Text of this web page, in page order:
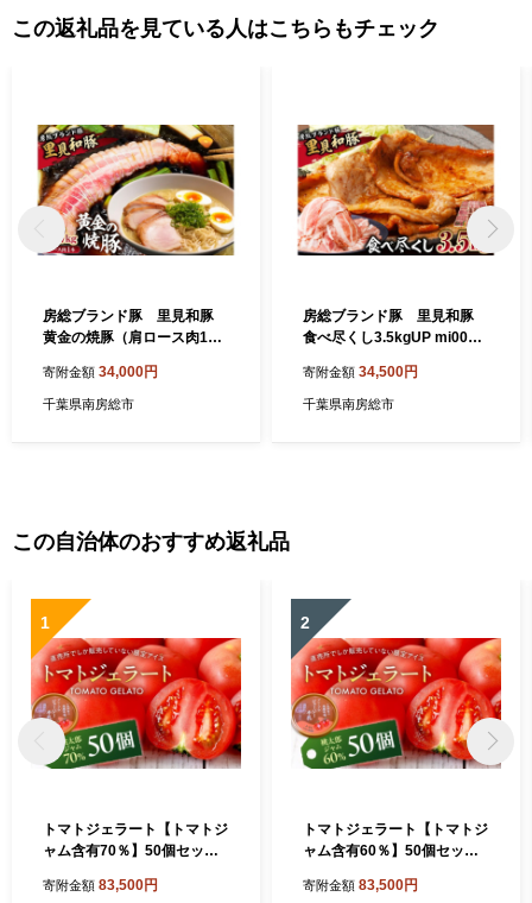
この返礼品を見ている人はこちらもチェック
房総ブランド豚 里見和豚
黄金の焼豚（肩ロース肉1本
寄附金額 34,000円
千葉県南房総市
房総ブランド豚 里見和豚
食べ尽くし3.5kgUP mi0017-
寄附金額 34,500円
千葉県南房総市
この自治体のおすすめ返礼品
1
トマトジェラート【トマトジ
ャム含有70％】50個セット
ェラート トマトジャム 含有
寄附金額 83,500円
2
トマトジェラート【トマトジ
ャム含有60％】50個セット
ェラート トマトジャム 含有
寄附金額 83,500円